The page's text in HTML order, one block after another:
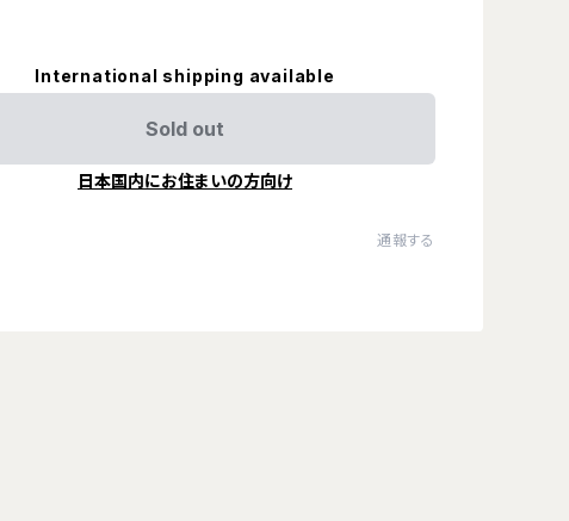
International shipping available
Sold out
日本国内にお住まいの方向け
通報する